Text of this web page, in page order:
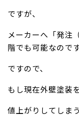
ですが、
メーカーへ「発注
階でも可能なのです
ですので、
もし現在外壁塗装
値上がりしてしま